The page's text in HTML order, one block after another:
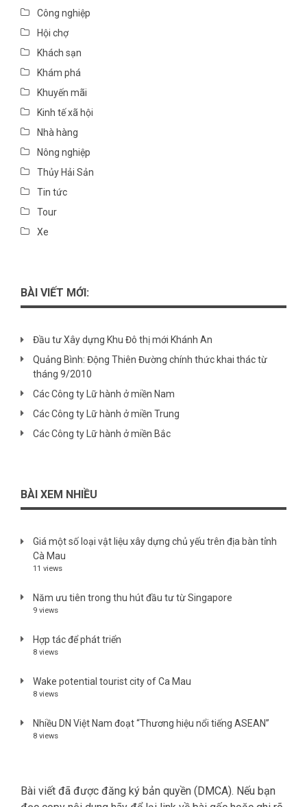
Công nghiệp
Hội chợ
Khách sạn
Khám phá
Khuyến mãi
Kinh tế xã hội
Nhà hàng
Nông nghiệp
Thủy Hải Sản
Tin tức
Tour
Xe
BÀI VIẾT MỚI:
Đầu tư Xây dựng Khu Đô thị mới Khánh An
Quảng Bình: Động Thiên Đường chính thức khai thác từ
tháng 9/2010
Các Công ty Lữ hành ở miền Nam
Các Công ty Lữ hành ở miền Trung
Các Công ty Lữ hành ở miền Bắc
BÀI XEM NHIỀU
Giá một số loại vật liệu xây dựng chủ yếu trên địa bàn tỉnh
Cà Mau
11 views
Năm ưu tiên trong thu hút đầu tư từ Singapore
9 views
Hợp tác để phát triển
8 views
Wake potential tourist city of Ca Mau
8 views
Nhiều DN Việt Nam đoạt “Thương hiệu nổi tiếng ASEAN”
8 views
Bài viết đã được đăng ký bản quyền (DMCA). Nếu bạn